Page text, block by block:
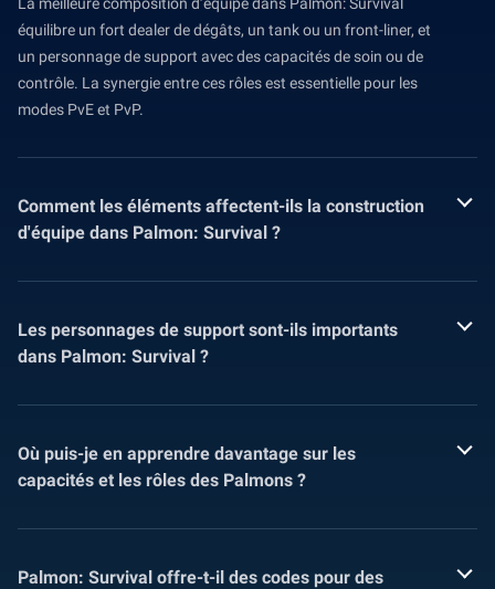
équilibre un fort dealer de dégâts, un tank ou un front-liner, et
un personnage de support avec des capacités de soin ou de
contrôle. La synergie entre ces rôles est essentielle pour les
modes PvE et PvP.
Comment les éléments affectent-ils la construction
d'équipe dans Palmon: Survival ?
Les personnages de support sont-ils importants
dans Palmon: Survival ?
Où puis-je en apprendre davantage sur les
capacités et les rôles des Palmons ?
Palmon: Survival offre-t-il des codes pour des